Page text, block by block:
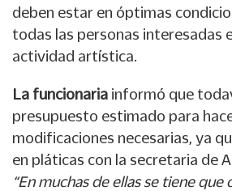
deben estar en óptimas
todas las personas interesadas
actividad artística.
La funcionaria informó que
presupuesto estimado para
modificaciones necesarias, ya
en pláticas con la secretaria de
“En muchas de ellas se tiene que